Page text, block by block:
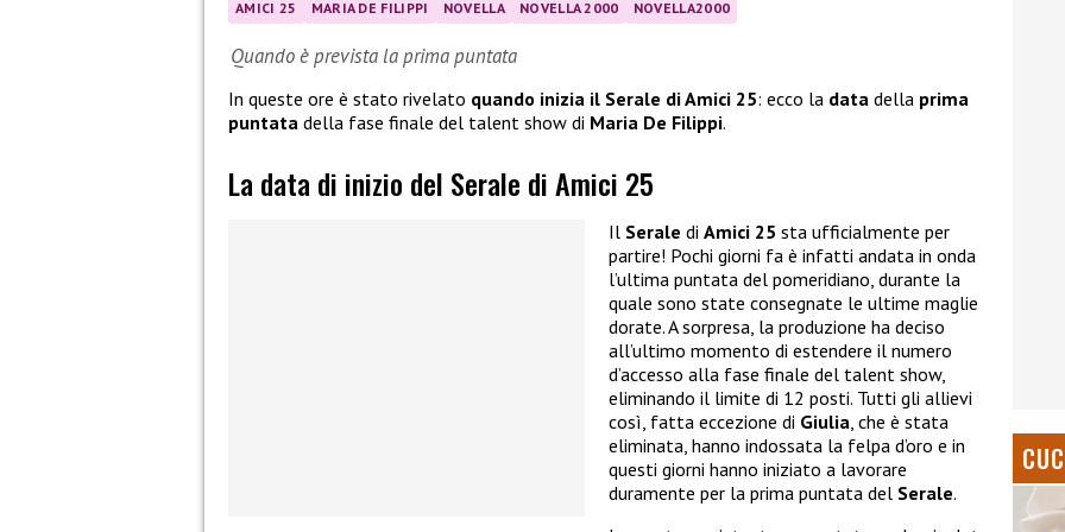
AMICI 25 MARIA DE FILIPPI NOVELLA NOVELLA 2000 NOVELLA2000
Quando è prevista la prima puntata
In queste ore è stato rivelato quando inizia il Serale di Amici 25: ecco la data della prima
puntata della fase finale del talent show di Maria De Filippi.
La data di inizio del Serale di Amici 25
Il Serale di Amici 25 sta ufficialmente per
partire! Pochi giorni fa è infatti andata in onda
l’ultima puntata del pomeridiano, durante la
quale sono state consegnate le ultime maglie
dorate. A sorpresa, la produzione ha deciso
all’ultimo momento di estendere il numero
d’accesso alla fase finale del talent show,
eliminando il limite di 12 posti. Tutti gli allievi
così, fatta eccezione di Giulia , che è stata
eliminata, hanno indossata la felpa d’oro e in
questi giorni hanno iniziato a lavorare
duramente per la prima puntata del Serale.